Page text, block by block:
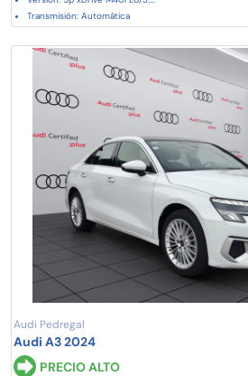
Transmisión: Automática
Audi Pedregal
Audi A3 2024
PRECIO ALTO